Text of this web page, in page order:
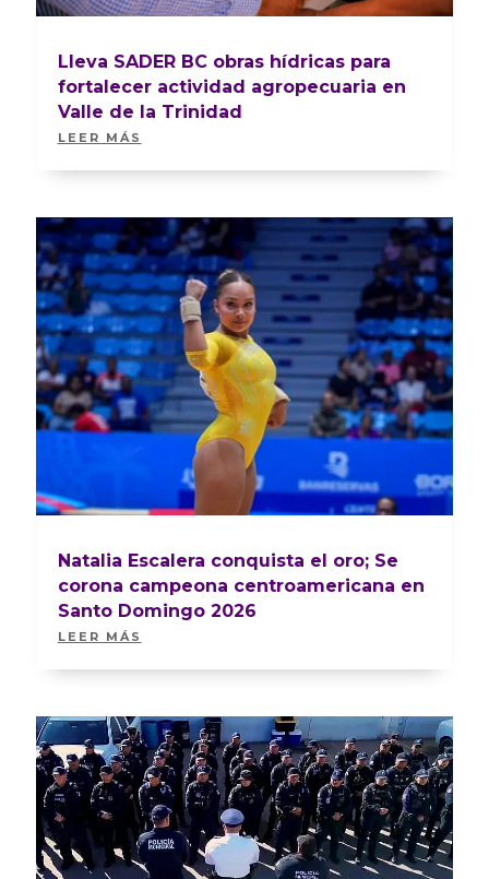
Lleva SADER BC obras hídricas para
fortalecer actividad agropecuaria en
Valle de la Trinidad
LEER MÁS
Natalia Escalera conquista el oro; Se
corona campeona centroamericana en
Santo Domingo 2026
LEER MÁS